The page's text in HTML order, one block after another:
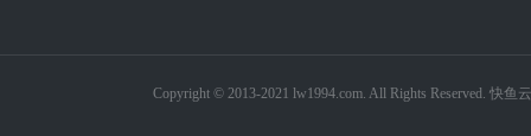
Copyright © 2013-2021 lw1994.com. All Rights Reserved.